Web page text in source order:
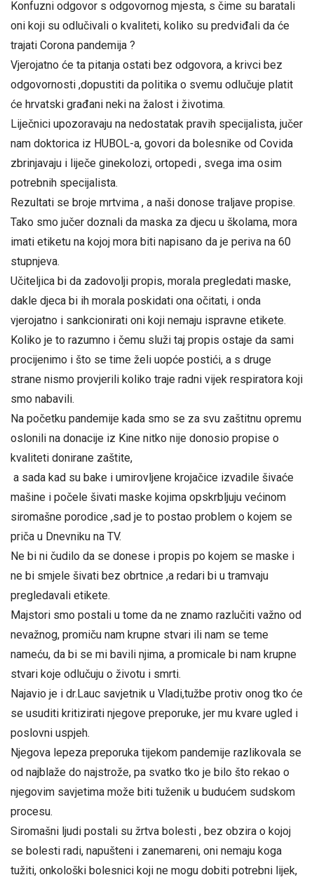
Konfuzni odgovor s odgovornog mjesta, s čime su baratali
oni koji su odlučivali o kvaliteti, koliko su predviđali da će
trajati Corona pandemija ?
Vjerojatno će ta pitanja ostati bez odgovora, a krivci bez
odgovornosti ,dopustiti da politika o svemu odlučuje platit
će hrvatski građani neki na žalost i životima.
Liječnici upozoravaju na nedostatak pravih specijalista, jučer
nam doktorica iz HUBOL-a, govori da bolesnike od Covida
zbrinjavaju i liječe ginekolozi, ortopedi , svega ima osim
potrebnih specijalista.
Rezultati se broje mrtvima , a naši donose traljave propise.
Tako smo jučer doznali da maska za djecu u školama, mora
imati etiketu na kojoj mora biti napisano da je periva na 60
stupnjeva.
Učiteljica bi da zadovolji propis, morala pregledati maske,
dakle djeca bi ih morala poskidati ona očitati, i onda
vjerojatno i sankcionirati oni koji nemaju ispravne etikete.
Koliko je to razumno i čemu služi taj propis ostaje da sami
procijenimo i što se time želi uopće postići, a s druge
strane nismo provjerili koliko traje radni vijek respiratora koji
smo nabavili.
Na početku pandemije kada smo se za svu zaštitnu opremu
oslonili na donacije iz Kine nitko nije donosio propise o
kvaliteti donirane zaštite,
a sada kad su bake i umirovljene krojačice izvadile šivaće
mašine i počele šivati maske kojima opskrbljuju većinom
siromašne porodice ,sad je to postao problem o kojem se
priča u Dnevniku na TV.
Ne bi ni čudilo da se donese i propis po kojem se maske i
ne bi smjele šivati bez obrtnice ,a redari bi u tramvaju
pregledavali etikete.
Majstori smo postali u tome da ne znamo razlučiti važno od
nevažnog, promiču nam krupne stvari ili nam se teme
nameću, da bi se mi bavili njima, a promicale bi nam krupne
stvari koje odlučuju o životu i smrti.
Najavio je i dr.Lauc savjetnik u Vladi,tužbe protiv onog tko će
se usuditi kritizirati njegove preporuke, jer mu kvare ugled i
poslovni uspjeh.
Njegova lepeza preporuka tijekom pandemije razlikovala se
od najblaže do najstrože, pa svatko tko je bilo što rekao o
njegovim savjetima može biti tuženik u budućem sudskom
procesu.
Siromašni ljudi postali su žrtva bolesti , bez obzira o kojoj
se bolesti radi, napušteni i zanemareni, oni nemaju koga
tužiti, onkološki bolesnici koji ne mogu dobiti potrebni lijek,